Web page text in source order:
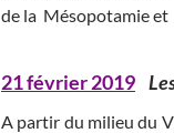
de la Mésopotamie et
21 février 2019
A partir du milieu du